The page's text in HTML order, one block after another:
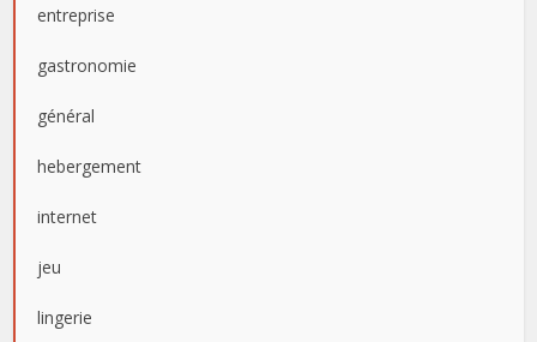
entreprise
gastronomie
général
hebergement
internet
jeu
lingerie